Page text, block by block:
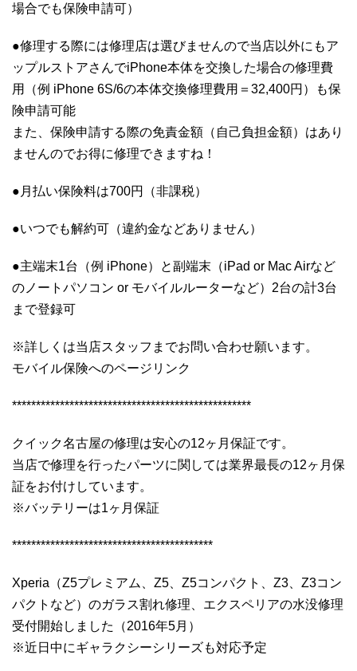
場合でも保険申請可）
●修理する際には修理店は選びませんので当店以外にもア
ップルストアさんでiPhone本体を交換した場合の修理費
用（例 iPhone 6S/6の本体交換修理費用＝32,400円）も保
険申請可能
また、保険申請する際の免責金額（自己負担金額）はあり
ませんのでお得に修理できますね！
●月払い保険料は700円（非課税）
●いつでも解約可（違約金などありません）
●主端末1台（例 iPhone）と副端末（iPad or Mac Airなど
のノートパソコン or モバイルルーターなど）2台の計3台
まで登録可
※詳しくは当店スタッフまでお問い合わせ願います。
モバイル保険へのページリンク
**************************************************
クイック名古屋の修理は安心の12ヶ月保証です。
当店で修理を行ったパーツに関しては業界最長の12ヶ月保
証をお付けしています。
※バッテリーは1ヶ月保証
******************************************
Xperia（Z5プレミアム、Z5、Z5コンパクト、Z3、Z3コン
パクトなど）のガラス割れ修理、エクスペリアの水没修理
受付開始しました（2016年5月）
※近日中にギャラクシーシリーズも対応予定